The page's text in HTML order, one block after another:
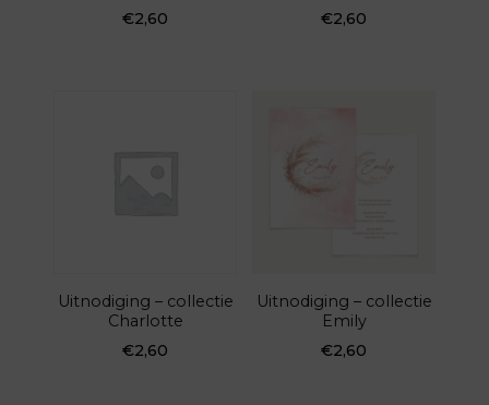
€2,60
€2,60
Uitnodiging – collectie
Charlotte
€2,60
Uitnodiging – collectie
Emily
€2,60